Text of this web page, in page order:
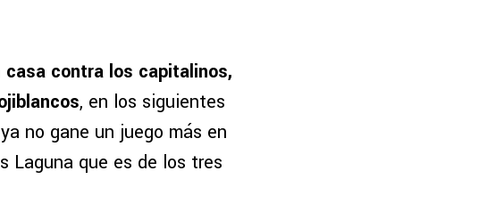
contra los capitalinos,
, en los siguientes
no gane un juego más en
Laguna que es de los tres